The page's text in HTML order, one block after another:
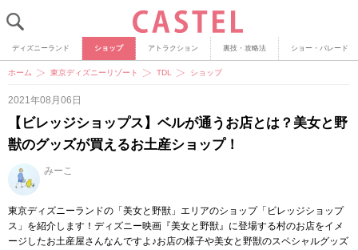
ディズニーランド ショップ アトラクション 裏技・攻略法 ショー・パレード
ホーム 東京ディズニーリゾート TDL ショップ
2021年08月06日
【ビレッジショップス】ベルが通うお店とは？美女と野
獣のグッズが買えるお土産ショップ！
みーこ
東京ディズニーランドの「美女と野獣」エリアのショップ「ビレッジショップ
ス」を紹介します！ディズニー映画『美女と野獣』に登場する村のお店をイメ
ージしたお土産屋さんなんですよ♪お店の様子や美女と野獣のスペシャルグッズ